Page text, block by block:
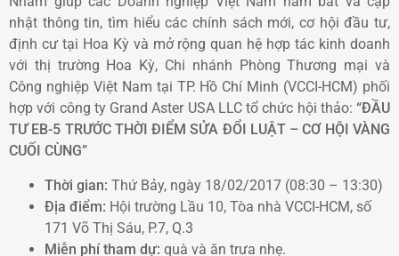
nhật thông tin, tìm hiểu các chính sách mới, cơ hội đầu tư,
định cư tại Hoa Kỳ và mở rộng quan hệ hợp tác kinh doanh
với thị trường Hoa Kỳ, Chi nhánh Phòng Thương mại và
Công nghiệp Việt Nam tại TP. Hồ Chí Minh (VCCI-HCM) phối
hợp với công ty Grand Aster USA LLC tổ chức hội thảo: “ĐẦU
TƯ EB-5 TRƯỚC THỜI ĐIỂM SỬA ĐỔI LUẬT – CƠ HỘI VÀNG
CUỐI CÙNG”
Thời gian: Thứ Bảy, ngày 18/02/2017 (08:30 – 13:30)
Địa điểm: Hội trường Lầu 10, Tòa nhà VCCI-HCM, số
171 Võ Thị Sáu, P.7, Q.3
Miễn phí tham dự: quà và ăn trưa nhẹ.